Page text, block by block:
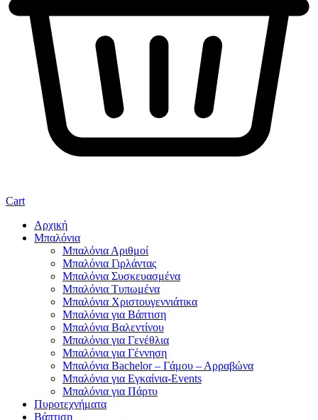
Cart
Αρχική
Μπαλόνια
Μπαλόνια Αριθμοί
Μπαλόνια Γιρλάντας
Μπαλόνια Συσκευασμένα
Μπαλόνια Τυπωμένα
Μπαλόνια Χριστουγεννιάτικα
Μπαλόνια για Βάπτιση
Μπαλόνια Βαλεντίνου
Μπαλόνια για Γενέθλια
Μπαλόνια για Γέννηση
Μπαλόνια Bachelor – Γάμου – Αρραβώνα
Μπαλόνια για Εγκαίνια-Events
Μπαλόνια για Πάρτυ
Πυροτεχνήματα
Βάπτιση